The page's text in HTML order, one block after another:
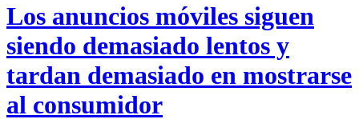
Los anuncios móviles siguen
siendo demasiado lentos y
tardan demasiado en mostrarse
al consumidor